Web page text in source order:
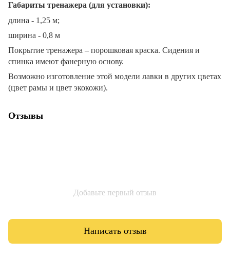
Габариты тренажера (для установки):
длина - 1,25 м;
ширина - 0,8 м
Покрытие тренажера – порошковая краска. Сидения и
спинка имеют фанерную основу.
Возможно изготовление этой модели лавки в других цветах
(цвет рамы и цвет экокожи).
Отзывы
Добавьте первый отзыв
Написать отзыв